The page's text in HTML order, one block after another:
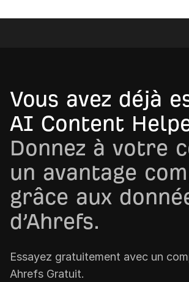
Vous avez déjà
AI Content
Donnez à votre
un avantage
grâce aux
d’Ahrefs.
Essayez gratuitement avec un
Ahrefs Gratuit.